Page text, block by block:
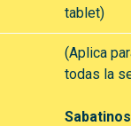
tablet)
(Aplica
todas la
Sabatinos